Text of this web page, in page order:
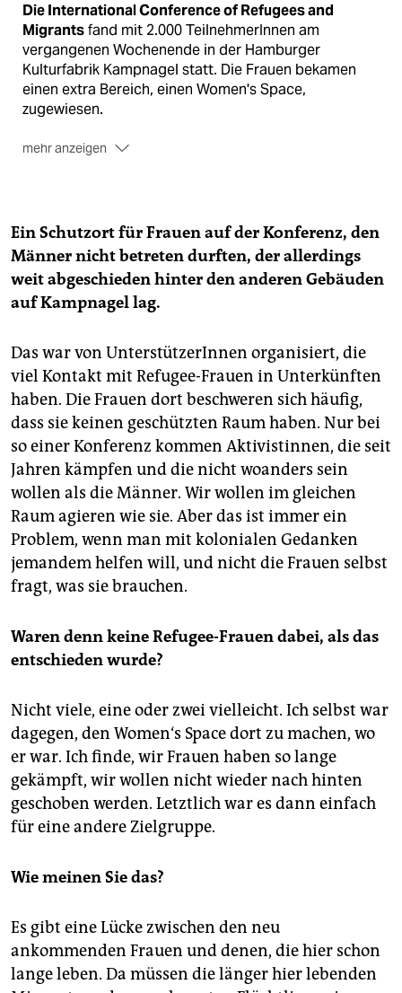
Die International Conference of Refugees and
Migrantsfand mit 2.000 TeilnehmerInnen am
vergangenen Wochenende in der Hamburger
Kulturfabrik Kampnagel statt. Die Frauen bekamen
einen extra Bereich, einen Women's Space,
zugewiesen.
mehr anzeigen
müssten überall Gehör finden, so ihre Forderung.
Ein Schutzort für Frauen auf der Konferenz, den
Männer nicht betreten durften, der allerdings
weit abgeschieden hinter den anderen Gebäuden
auf Kampnagel lag.
Das war von UnterstützerInnen organisiert, die
viel Kontakt mit Refugee-Frauen in Unterkünften
haben. Die Frauen dort beschweren sich häufig,
dass sie keinen geschützten Raum haben. Nur bei
so einer Konferenz kommen Aktivistinnen, die seit
Jahren kämpfen und die nicht woanders sein
wollen als die Männer. Wir wollen im gleichen
Raum agieren wie sie. Aber das ist immer ein
Problem, wenn man mit kolonialen Gedanken
jemandem helfen will, und nicht die Frauen selbst
fragt, was sie brauchen.
Waren denn keine Refugee-Frauen dabei, als das
entschieden wurde?
Nicht viele, eine oder zwei vielleicht. Ich selbst war
dagegen, den Women‘s Space dort zu machen, wo
er war. Ich finde, wir Frauen haben so lange
gekämpft, wir wollen nicht wieder nach hinten
geschoben werden. Letztlich war es dann einfach
für eine andere Zielgruppe.
Wie meinen Sie das?
Es gibt eine Lücke zwischen den neu
ankommenden Frauen und denen, die hier schon
lange leben. Da müssen die länger hier lebenden